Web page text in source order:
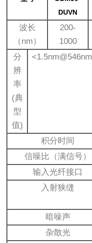
DUVN
波长
（nm）
200-
1000
分
辨
率
(典
型
值)
<1.5nm@546nm
积分时间
信噪比（满信号）
输入光纤接口
入射狭缝
暗噪声
杂散光